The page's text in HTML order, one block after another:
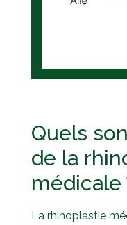
Quels
de la
médicale
La rhinoplastie